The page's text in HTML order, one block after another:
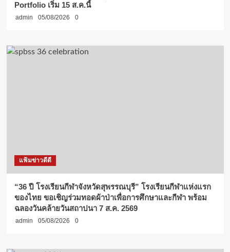
Portfolio เริ่ม 15 ส.ค.นี้
admin 05/08/2026 0
แฟ้มข่าวดีดี
“36 ปี โรงเรียนกีฬาจังหวัดสุพรรณบุรี” โรงเรียนกีฬาแห่งแรก
ของไทย ขอเชิญร่วมทอดผ้าป่าเพื่อการศึกษาและกีฬา พร้อม
ฉลองวันคล้ายวันสถาปนา 7 ส.ค. 2569
admin 05/08/2026 0